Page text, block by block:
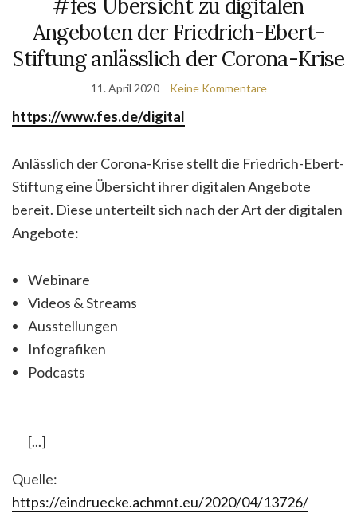
#fes Übersicht zu digitalen
Angeboten der Friedrich-Ebert-
Stiftung anlässlich der Corona-Krise
11. April 2020 Keine Kommentare
https://www.fes.de/digital
Anlässlich der Corona-Krise stellt die Friedrich-Ebert-
Stiftung eine Übersicht ihrer digitalen Angebote
bereit. Diese unterteilt sich nach der Art der digitalen
Angebote:
Webinare
Videos & Streams
Ausstellungen
Infografiken
Podcasts
[...]
Quelle:
https://eindruecke.achmnt.eu/2020/04/13726/